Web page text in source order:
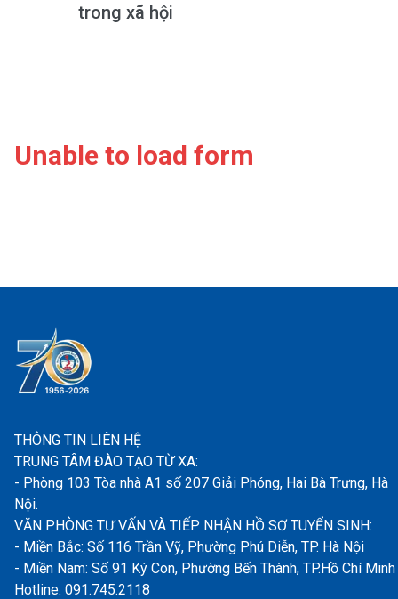
trong xã hội
Unable to load form
THÔNG TIN LIÊN HỆ
TRUNG TÂM ĐÀO TẠO TỪ XA:
- Phòng 103 Tòa nhà A1 số 207 Giải Phóng, Hai Bà Trưng, Hà
Nội.
VĂN PHÒNG TƯ VẤN VÀ TIẾP NHẬN HỒ SƠ TUYỂN SINH:
- Miền Bắc: Số 116 Trần Vỹ, Phường Phú Diễn, TP. Hà Nội
- Miền Nam: Số 91 Ký Con, Phường Bến Thành, TP.Hồ Chí Minh
Hotline: 091.745.2118